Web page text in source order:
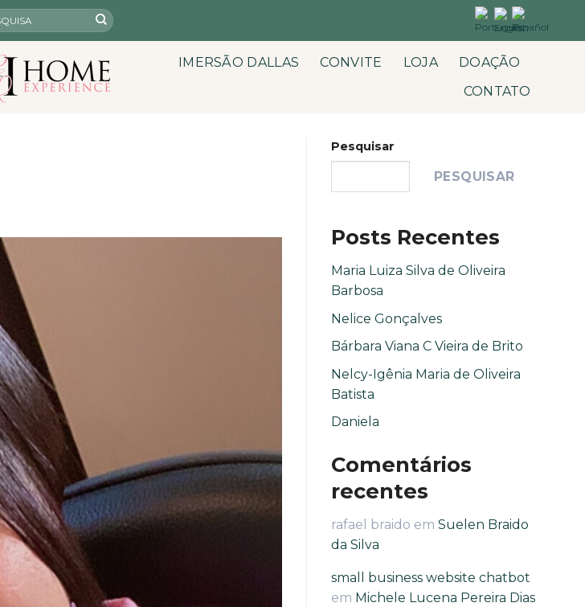
IMERSÃO DALLAS CONVITE LOJA
DOAÇÃO
CONTATO
Pesquisar
PESQUISAR
Posts Recentes
Maria Luiza Silva de Oliveira
Barbosa
Nelice Gonçalves
Bárbara Viana C Vieira de Brito
Nelcy-Igênia Maria de Oliveira
Batista
Daniela
Comentários
recentes
rafael braido em Suelen Braido
da Silva
small business website chatbot
em Michele Lucena Pereira Dias